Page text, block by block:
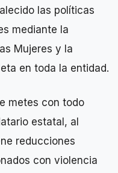
las políticas
mediante la
Mujeres y la
en toda la entidad.
metes con todo
estatal, al
reducciones
con violencia